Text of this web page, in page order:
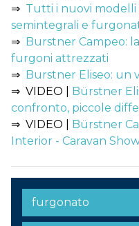
⇒ Tutti i nuovi
semintegrali e
⇒ Burstner Campeo:
furgoni attrezzati
⇒ Burstner Eliseo: un
⇒ VIDEO | Bürstner
confronto, piccole
⇒ VIDEO | Bürstner
Interior - Caravan